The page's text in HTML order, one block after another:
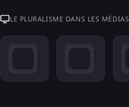
LE PLURALISME DANS LES MÉDIAS